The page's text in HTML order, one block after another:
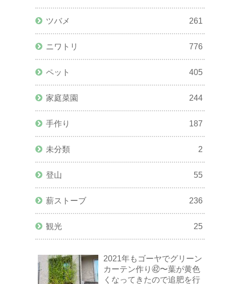
ツバメ 261
ニワトリ 776
ペット 405
家庭菜園 244
手作り 187
未分類 2
登山 55
薪ストーブ 236
観光 25
2021年もゴーヤでグリーン
カーテン作り㊷〜葉が黄色
くなってきたので追肥を行